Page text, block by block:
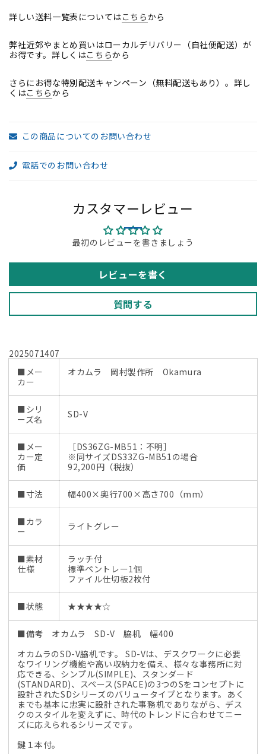
ら
や
詳しい送料一覧表についてはこちらから
弊社近郊やまとめ買いはローカルデリバリー（自社便配送）が
お得です。詳しくはこちらから
さらにお得な特別配送キャンペーン（無料配送もあり）。詳し
くはこちらから
この商品についてのお問い合わせ
電話でのお問い合わせ
カスタマーレビュー
最初のレビューを書きましょう
レビューを書く
質問する
2025071407
■メー
カー
オカムラ 岡村製作所 Okamura
■シリ
ーズ名
SD-V
■メー
カー定
価
［DS36ZG-MB51：不明］
※同サイズDS33ZG-MB51の場合
92,200円（税抜）
■寸法 幅400×奥行700×高さ700（mm）
■カラ
ー
ライトグレー
■素材
仕様
ラッチ付
標準ペントレー1個
ファイル仕切板2枚付
■状態 ★★★★☆
■備考 オカムラ SD-V 脇机 幅400
オカムラのSD-V脇机です。 SD-Vは、デスクワークに必要
なワイリング機能や高い収納力を備え、様々な事務所に対
応できる、シンプル(SIMPLE)、スタンダード
(STANDARD)、スペース(SPACE)の3つのSをコンセプトに
設計されたSDシリーズのバリュータイプとなります。あく
までも基本に忠実に設計された事務机でありながら、デス
クのスタイルを変えずに、時代のトレンドに合わせてニー
ズに応えられるシリーズです。
鍵１本付。